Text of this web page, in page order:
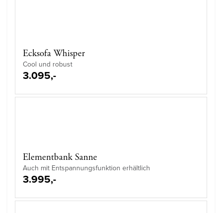
Ecksofa Whisper
Cool und robust
3.095,-
Elementbank Sanne
Auch mit Entspannungsfunktion erhältlich
3.995,-